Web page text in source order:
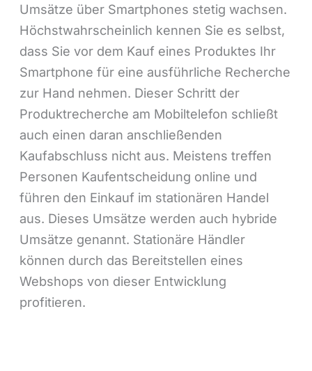
Umsätze über Smartphones stetig wachsen.
Höchstwahrscheinlich kennen Sie es selbst,
dass Sie vor dem Kauf eines Produktes Ihr
Smartphone für eine ausführliche Recherche
zur Hand nehmen. Dieser Schritt der
Produktrecherche am Mobiltelefon schließt
auch einen daran anschließenden
Kaufabschluss nicht aus. Meistens treffen
Personen Kaufentscheidung online und
führen den Einkauf im stationären Handel
aus. Dieses Umsätze werden auch hybride
Umsätze genannt. Stationäre Händler
können durch das Bereitstellen eines
Webshops von dieser Entwicklung
profitieren.